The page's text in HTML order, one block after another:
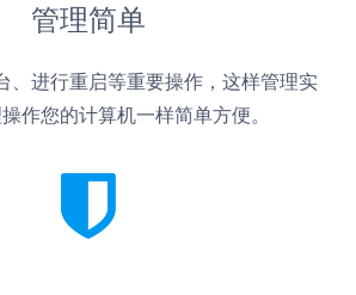
管理简单
、进行重启等重要操作，这样管理实
作您的计算机一样简单方便。